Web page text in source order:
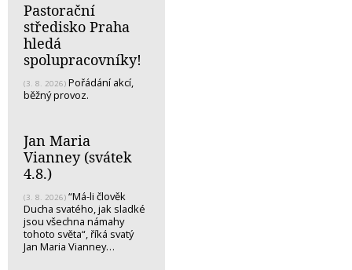
Pastorační
středisko Praha
hledá
spolupracovníky!
(3. 8. 2026) Pořádání akcí,
běžný provoz.
Jan Maria
Vianney (svátek
4.8.)
(3. 8. 2026) “Má-li člověk
Ducha svatého, jak sladké
jsou všechna námahy
tohoto světa“, říká svatý
Jan Maria Vianney…